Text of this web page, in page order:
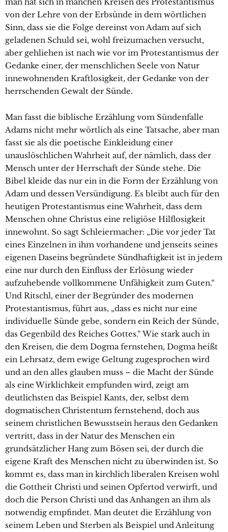
von der Lehre von der Erbsünde in dem wörtlichen
Sinn, dass sie die Folge dereinst von Adam auf sich
geladenen Schuld sei, wohl freizumachen versucht,
aber gehliehen ist nach wie vor im Protestantismus der
Gedanke einer, der menschlichen Seele von Natur
innewohnenden Kraftlosigkeit, der Gedanke von der
herrschenden Gewalt der Sünde.
Man fasst die biblische Erzählung vom Sündenfalle
Adams nicht mehr wörtlich als eine Tatsache, aber man
fasst sie als die poetische Einkleidung einer
unauslöschlichen Wahrheit auf, der nämlich, dass der
Mensch unter der Herrschaft der Sünde stehe. Die
Bibel kleide das nur ein in die Form der Erzählung von
Adam und dessen Versündigung. Es bleibt auch für den
heutigen Protestantismus eine Wahrheit, dass dem
Menschen ohne Christus eine religiöse Hilflosigkeit
innewohnt. So sagt Schleiermacher: „Die vor jeder Tat
eines Einzelnen in ihm vorhandene und jenseits seines
eigenen Daseins begründete Sündhaftigkeit ist in jedem
eine nur durch den Einfluss der Erlösung wieder
aufzuhebende vollkommene Unfähigkeit zum Guten.“
Und Ritschl, einer der Begründer des modernen
Protestantismus, führt aus, „dass es nicht nur eine
individuelle Sünde gebe, sondern ein Reich der Sünde,
das Gegenbild des Reiches Gottes.“ Wie stark auch in
den Kreisen, die dem Dogma fernstehen, Dogma heißt
ein Lehrsatz, dem ewige Geltung zugesprochen wird
und an den alles glauben muss – die Macht der Sünde
als eine Wirklichkeit empfunden wird, zeigt am
deutlichsten das Beispiel Kants, der, selbst dem
dogmatischen Christentum fernstehend, doch aus
seinem christlichen Bewusstsein heraus den Gedanken
vertritt, dass in der Natur des Menschen ein
grundsätzlicher Hang zum Bösen sei, der durch die
eigene Kraft des Menschen nicht zu überwinden ist. So
kommt es, dass man in kirchlich liberalen Kreisen wohl
die Gottheit Christi und seinen Opfertod verwirft, und
doch die Person Christi und das Anhangen an ihm als
notwendig empfindet. Man deutet die Erzählung von
seinem Leben und Sterben als Beispiel und Anleitung